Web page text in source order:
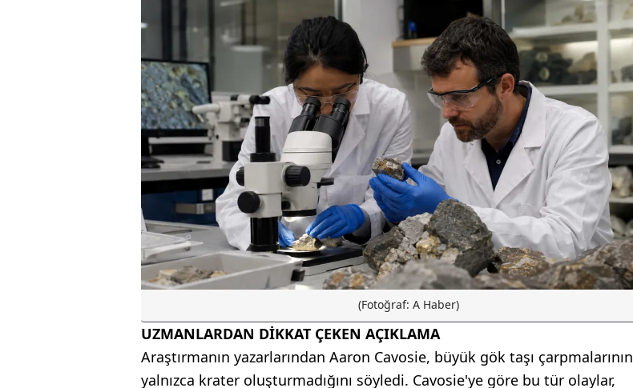
(Fotoğraf: A Haber)
UZMANLARDAN DİKKAT ÇEKEN AÇIKLAMA
Araştırmanın yazarlarından Aaron Cavosie, büyük gök taşı çarpmalarının
yalnızca krater oluşturmadığını söyledi. Cavosie'ye göre bu tür olaylar,